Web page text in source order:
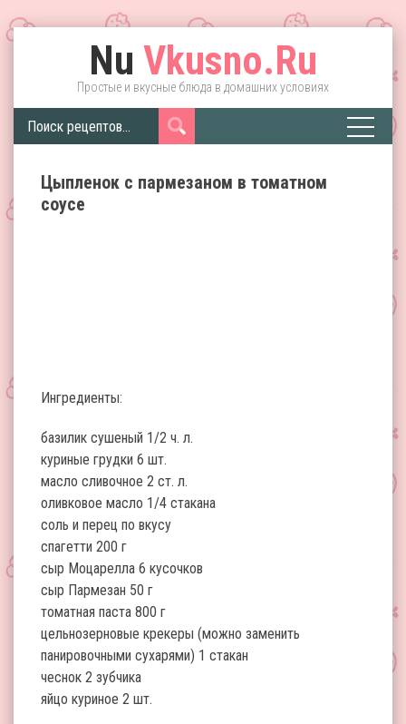
Nu Vkusno.Ru
Простые и вкусные блюда в домашних условиях
Цыпленок с пармезаном в томатном
соусе
Ингредиенты:
базилик сушеный 1/2 ч. л.
куриные грудки 6 шт.
масло сливочное 2 ст. л.
оливковое масло 1/4 стакана
соль и перец по вкусу
спагетти 200 г
сыр Моцарелла 6 кусочков
сыр Пармезан 50 г
томатная паста 800 г
цельнозерновые крекеры (можно заменить
панировочными сухарями) 1 стакан
чеснок 2 зубчика
яйцо куриное 2 шт.